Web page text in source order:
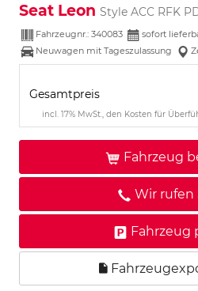
Seat Leon Style ACC RFK
Fahrzeugnr.: 340083
sofort
Neuwagen mit Tageszulassung
Gesamtpreis
incl. 17% MwSt., den Kosten für
Fahrzeug
Wir rufen
Fahrzeug